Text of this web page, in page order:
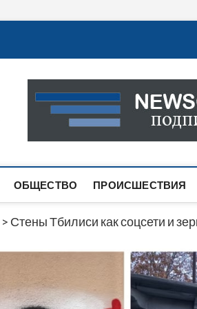
Новости Грузии
САМАЯ АКТУАЛЬНАЯ
САЙТЕ ВЫ НАЙДЕТЕ НОВОСТИ
ОБЩЕСТВО ПРОИСШЕСТВИЯ
> Стены Тбилиси как соцсети и